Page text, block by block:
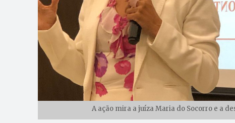
A ação mira a juíza Maria do Socorro e a